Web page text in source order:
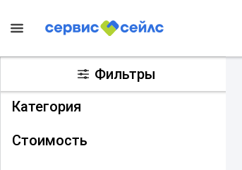
Фильтры
Категория
Стоимость